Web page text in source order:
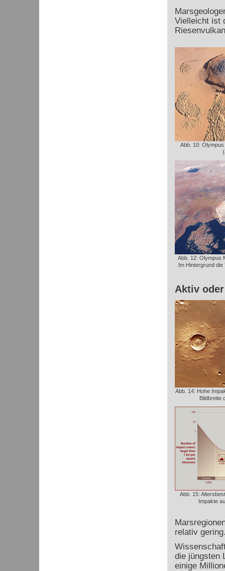
Vielleicht ist
Abb. 10:
Abb. 12: Olympus
Im Hintergrund
Aktiv
Abb. 14: Hohe
Bildbreite
Abb. 15:
Impakte
relativ
die jüngsten
einige